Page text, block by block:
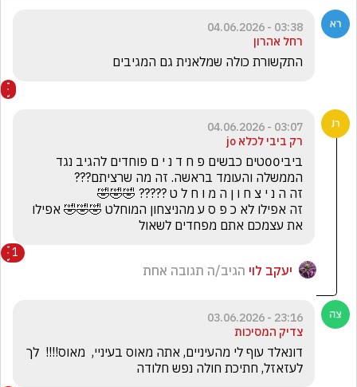
03:38 - 04.06.2026
רחל אהרון
התקשורת כולה שמלאנית גם המגיבים
03:07 - 04.06.2026
רק ביבי לכלא jo
את עצמכם אתם מפחדים לשאול
1
יעקב לוי הגיב/ה תגובה אחת
23:16 - 03.06.2026
צדיק המסיכות
לעזאזל, חתיכת חולה נפש חלודה